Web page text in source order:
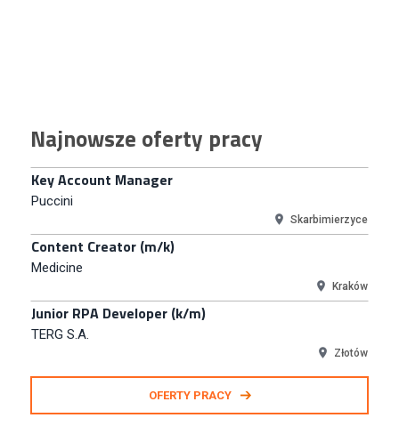
Najnowsze oferty pracy
Junior RPA Developer (k/m)
Kupiec / Kupczyni Fashion
Młodszy Specjalista ds. Contentu i Social Media
Specjalista ds. Rozwoju Systemów IT (km)
Kraków
Zastępca Kierownika Salonu CH Riviera (m/k)
OFERTY PRACY